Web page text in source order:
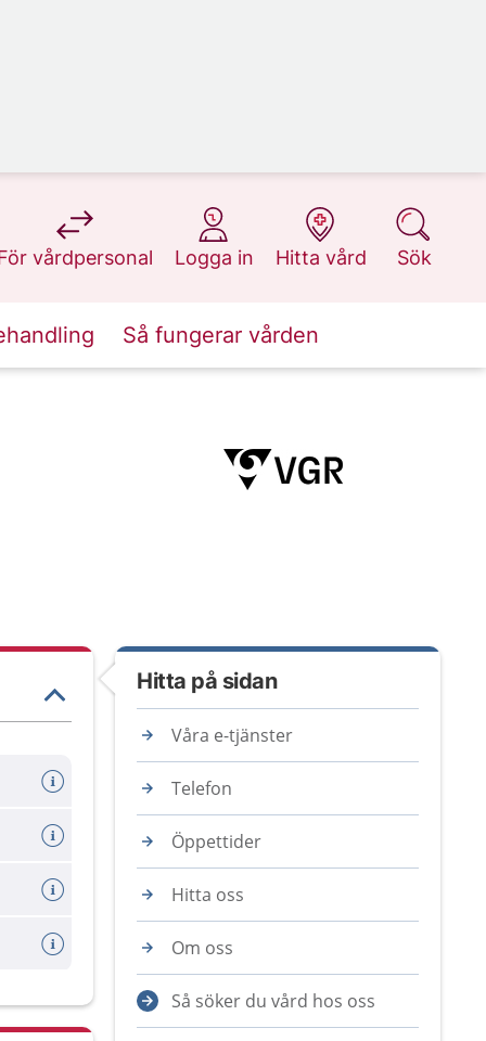
vårdpersonal
på 1177.se
Logga in
på 1177.se
Hitta vård
på 1177.se
Sök
på 1177.se
Så fungerar vården
Hitta på sidan
Våra e-tjänster
Telefon
Öppettider
Hitta oss
Om oss
Så söker du vård hos oss